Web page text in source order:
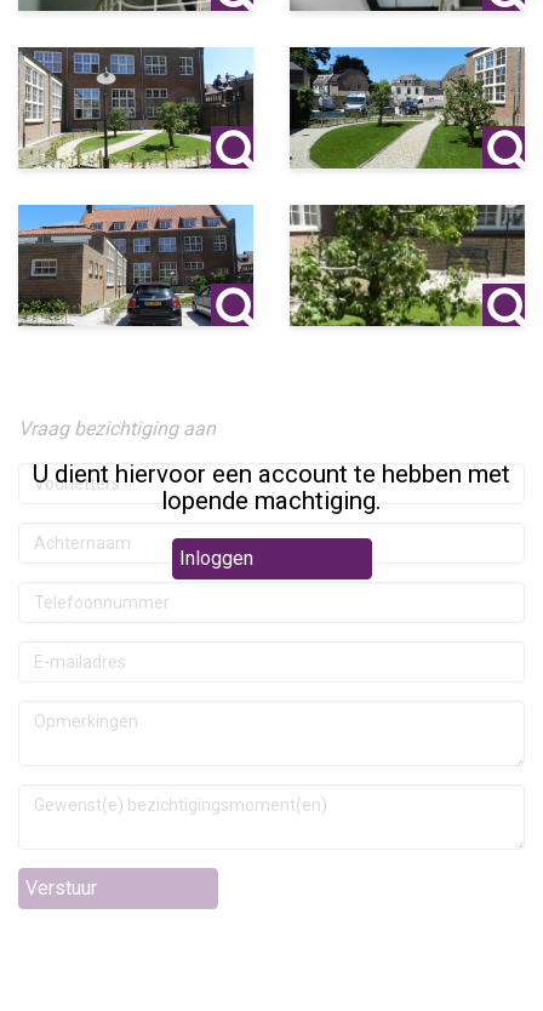
U dient hiervoor een account te hebben met
lopende machtiging.
Inloggen
Vraag bezichtiging aan
Verstuur